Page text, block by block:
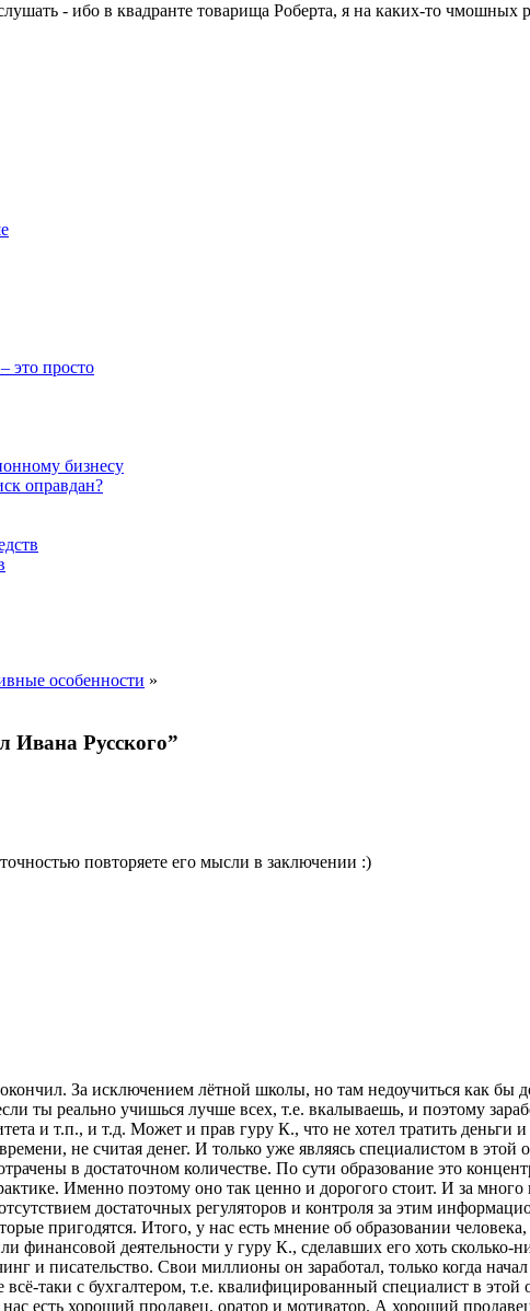
- ибо в квадранте товарища Роберта, я на каких-то
это просто
бизнесу
оправдан?
особенности »
Ивана Русского”
повторяете его мысли в заключении :)
За исключением лётной школы, но там недоучиться как бы
ты реально учишься лучше всех, т.е. вкалываешь, и поэтому
и т.п., и т.д. Может и прав гуру К., что не хотел тратить деньги
не считая денег. И только уже являясь специалистом в этой
в достаточном количестве. По сути образование это
Именно поэтому оно так ценно и дорогого стоит. И за
достаточных регуляторов и контроля за этим
пригодятся. Итого, у нас есть мнение об образовании
финансовой деятельности у гуру К., сделавших его хоть
и писательство. Свои миллионы он заработал, только когда
таки с бухгалтером, т.е. квалифицированный специалист в
есть хороший продавец, оратор и мотиватор. А хороший